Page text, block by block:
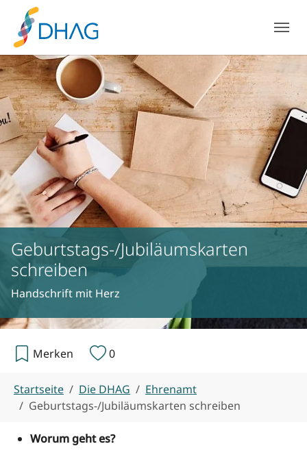
Zum Hauptinhalt springen
Skip to page footer
Geburtstags-/Jubiläumskarten
schreiben
Handschrift mit Herz
Merken
0
Startseite Die DHAG
Ehrenamt
Geburtstags-/Jubiläumskarten schreiben
Worum geht es?